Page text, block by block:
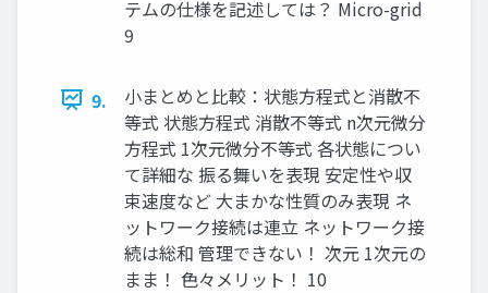
テムの仕様を記述しては？ Micro-grid
9
9.
小まとめと比較：状態方程式と消散不
等式 状態方程式 消散不等式 n次元微分
方程式 1次元微分不等式 各状態につい
て詳細な 振る舞いを表現 安定性や収
束速度など 大まかな性質のみ表現 ネ
ットワーク接続は連立 ネットワーク接
続は総和 管理できない！ 次元 1次元の
まま！ 色々メリット！ 10